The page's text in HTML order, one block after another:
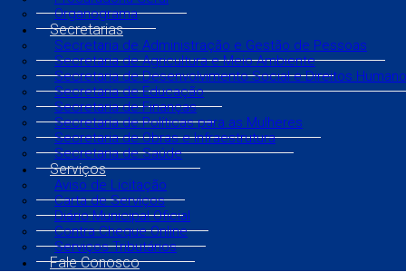
Organograma
Secretarias
Secretaria de Administração e Gestão de Pessoas
Secretaria de Agricultura e Meio Ambiente
Secretaria de Desenvolvimento Social e Direitos
Secretaria de Educação
Secretaria de Finanças
Secretaria de Políticas para as Mulheres
Secretaria de Obras e Infraestrutura
Secretaria de Saúde
Serviços
Aviso de Licitação
Carta de Serviços
Diário Municipal Oficial
Contra Cheque Online
Serviços Tributários
Fale Conosco